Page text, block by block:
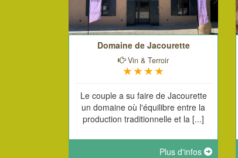
Domaine de Jacourette
Vin & Terroir
Le couple a su faire de Jacourette
un domaine où l'équilibre entre la
production traditionnelle et la [...]
Plus d'infos